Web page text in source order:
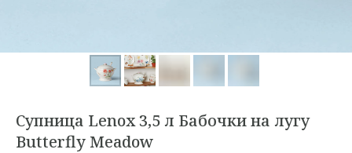
Супница Lenox 3,5 л Бабочки на лугу
Butterfly Meadow